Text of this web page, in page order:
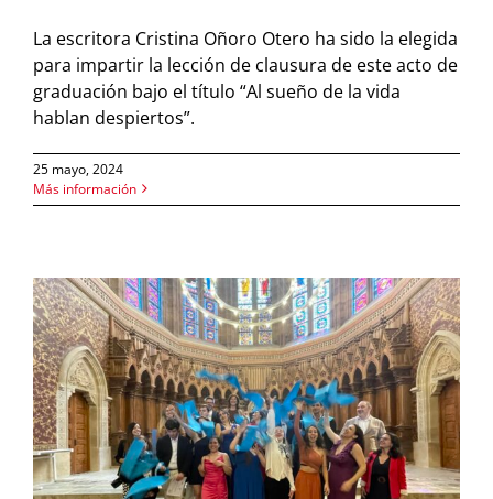
La escritora Cristina Oñoro Otero ha sido la elegida
para impartir la lección de clausura de este acto de
graduación bajo el título “Al sueño de la vida
hablan despiertos”.
25 mayo, 2024
Más información